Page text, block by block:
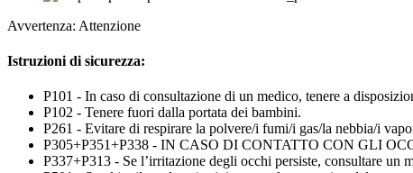
Avvertenza: Attenzione
Istruzioni di sicurezza:
P101 - In caso di consultazione di un medico, tenere a
P102 - Tenere fuori dalla portata dei bambini.
P261 - Evitare di respirare la polvere/i fumi/i gas/la nebbia/i
P305+P351+P338 - IN CASO DI CONTATTO CON GLI
P337+P313 - Se l’irritazione degli occhi persiste, consultare un